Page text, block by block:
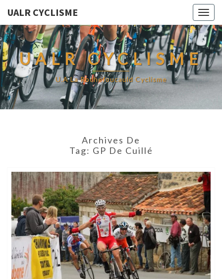
UALR CYCLISME
UALR CYCLISME
U.A La Rochefoucauld Cyclisme
Archives De
Tag: GP De Cuillé